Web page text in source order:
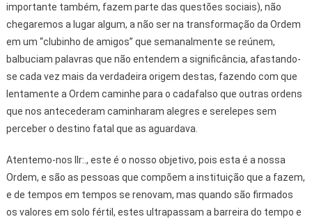
importante também, fazem parte das questões sociais), não
chegaremos a lugar algum, a não ser na transformação da Ordem
em um “clubinho de amigos” que semanalmente se reúnem,
balbuciam palavras que não entendem a significância, afastando-
se cada vez mais da verdadeira origem destas, fazendo com que
lentamente a Ordem caminhe para o cadafalso que outras ordens
que nos antecederam caminharam alegres e serelepes sem
perceber o destino fatal que as aguardava.
Atentemo-nos IIr:., este é o nosso objetivo, pois esta é a nossa
Ordem, e são as pessoas que compõem a instituição que a fazem,
e de tempos em tempos se renovam, mas quando são firmados
os valores em solo fértil, estes ultrapassam a barreira do tempo e